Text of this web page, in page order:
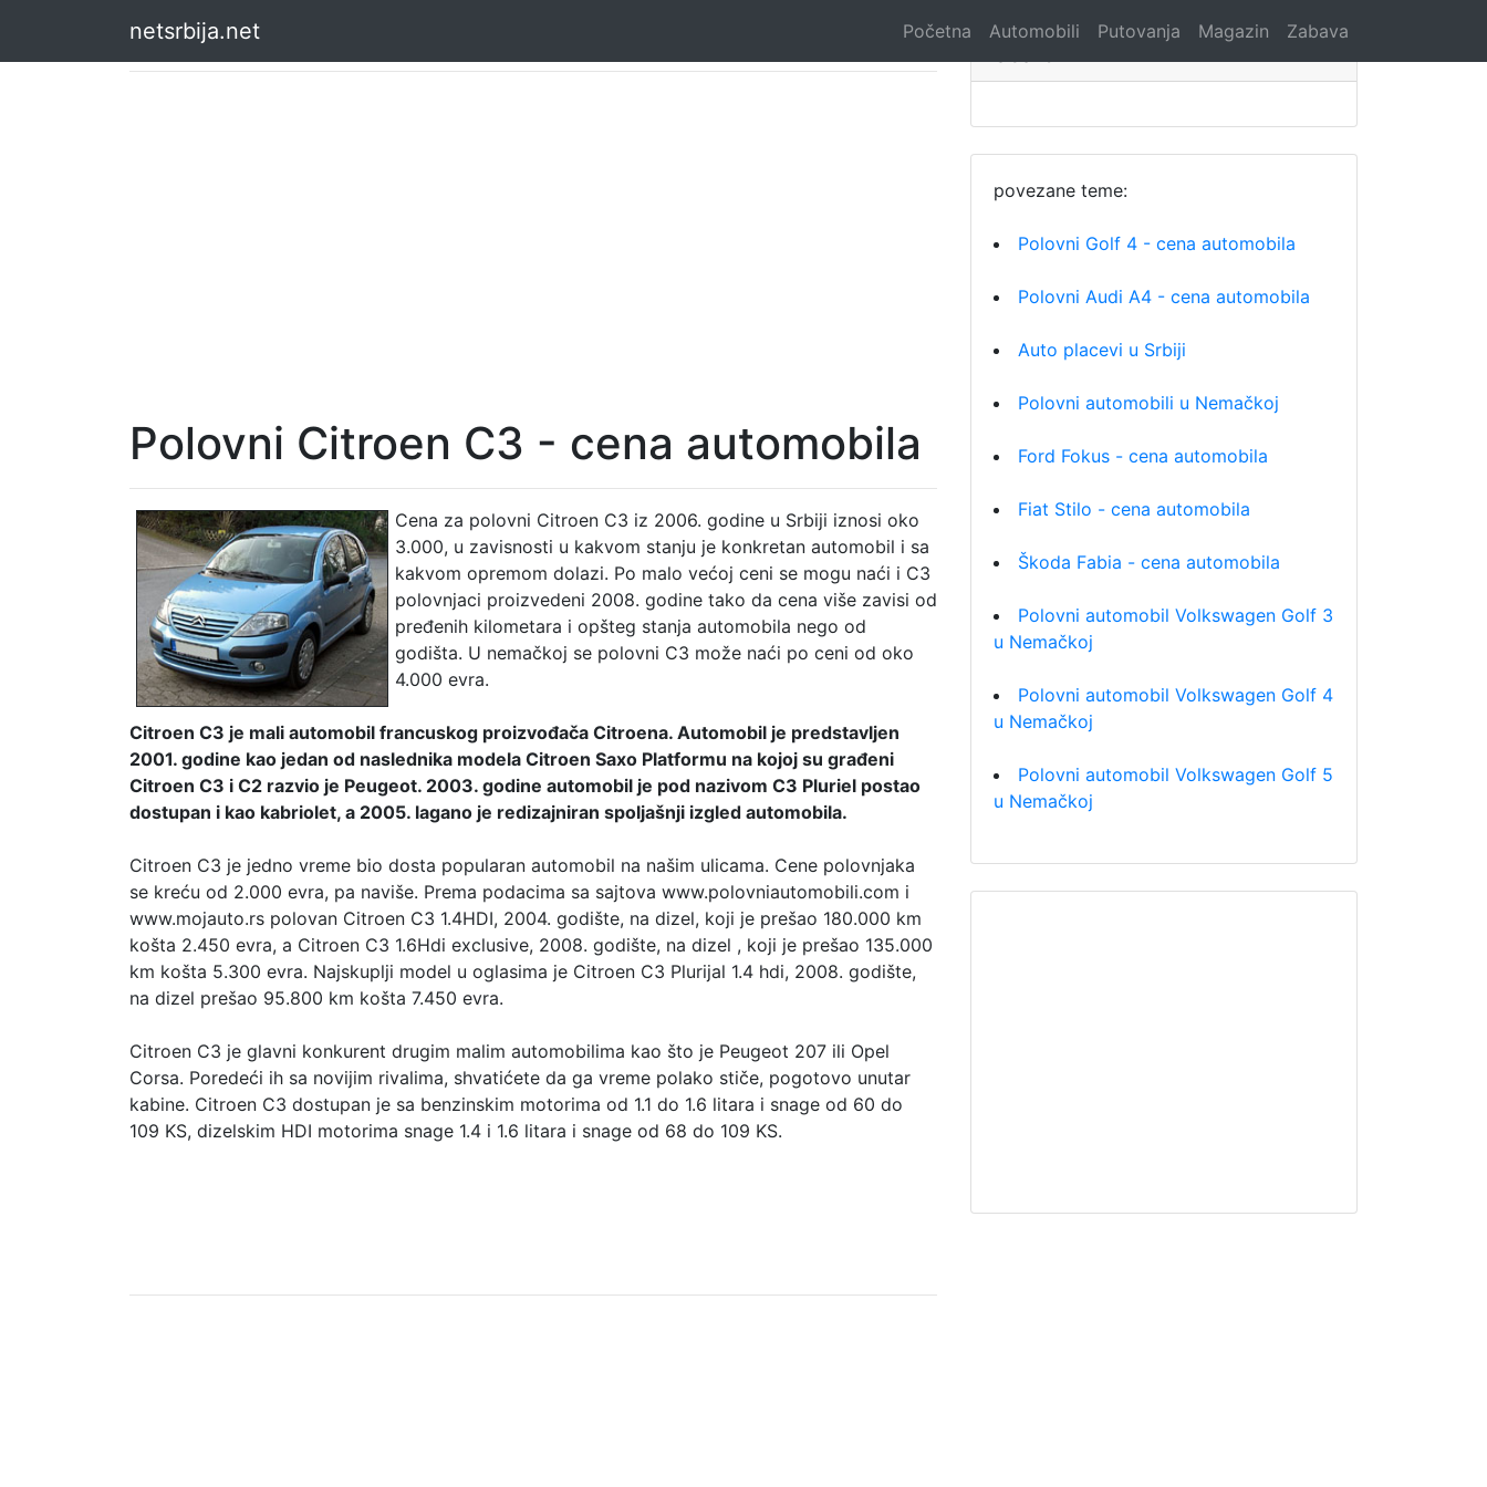
netsrbija.net Početna Automobili Putovanja Magazin Zabava
Polovni Citroen C3 - cena automobila
Cena za polovni Citroen C3 iz 2006. godine u Srbiji iznosi oko
3.000, u zavisnosti u kakvom stanju je konkretan automobil i sa
kakvom opremom dolazi. Po malo većoj ceni se mogu naći i C3
polovnjaci proizvedeni 2008. godine tako da cena više zavisi od
pređenih kilometara i opšteg stanja automobila nego od
godišta. U nemačkoj se polovni C3 može naći po ceni od oko
4.000 evra.
Citroen C3 je mali automobil francuskog proizvođača Citroena. Automobil je predstavljen
2001. godine kao jedan od naslednika modela Citroen Saxo Platformu na kojoj su građeni
Citroen C3 i C2 razvio je Peugeot. 2003. godine automobil je pod nazivom C3 Pluriel postao
dostupan i kao kabriolet, a 2005. lagano je redizajniran spoljašnji izgled automobila.
Citroen C3 je jedno vreme bio dosta popularan automobil na našim ulicama. Cene polovnjaka
se kreću od 2.000 evra, pa naviše. Prema podacima sa sajtova www.polovniautomobili.com i
www.mojauto.rs polovan Citroen C3 1.4HDI, 2004. godište, na dizel, koji je prešao 180.000 km
košta 2.450 evra, a Citroen C3 1.6Hdi exclusive, 2008. godište, na dizel , koji je prešao 135.000
km košta 5.300 evra. Najskuplji model u oglasima je Citroen C3 Plurijal 1.4 hdi, 2008. godište,
na dizel prešao 95.800 km košta 7.450 evra.
Citroen C3 je glavni konkurent drugim malim automobilima kao što je Peugeot 207 ili Opel
Corsa. Poredeći ih sa novijim rivalima, shvatićete da ga vreme polako stiče, pogotovo unutar
kabine. Citroen C3 dostupan je sa benzinskim motorima od 1.1 do 1.6 litara i snage od 60 do
109 KS, dizelskim HDI motorima snage 1.4 i 1.6 litara i snage od 68 do 109 KS.
povezane teme:
Polovni Golf 4 - cena automobila
Polovni Audi A4 - cena automobila
Auto placevi u Srbiji
Polovni automobili u Nemačkoj
Ford Fokus - cena automobila
Fiat Stilo - cena automobila
Škoda Fabia - cena automobila
Polovni automobil Volkswagen Golf 3
u Nemačkoj
Polovni automobil Volkswagen Golf 4
u Nemačkoj
Polovni automobil Volkswagen Golf 5
u Nemačkoj